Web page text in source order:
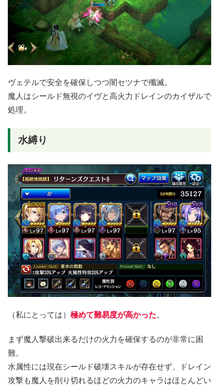
ヴェテルで安全を確保しつつ闇セツナで殲滅。
魔人はシールド無視のイヴと高火力ドレインのカイザルで
処理。
水縛り
（私にとっては） 極めて難易度が高かった。
まず魔人撃破出来るだけの火力を確保するのが非常に困
難。
水属性には現在シールド破壊スキルが存在せず、ドレイン
攻撃も魔人を削り切れるほどの火力のキャラはほとんどい